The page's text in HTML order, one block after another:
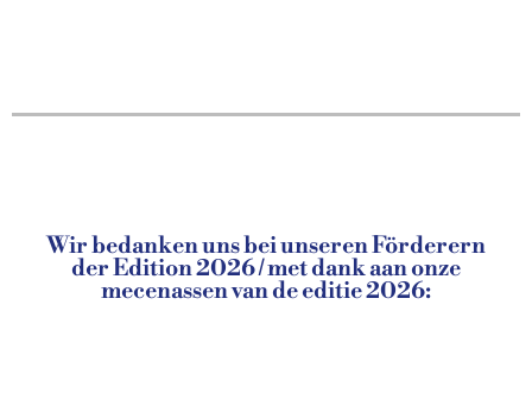
Wir bedanken uns bei unseren Förderern
der Edition 2026 / met dank aan onze
mecenassen van de editie 2026: